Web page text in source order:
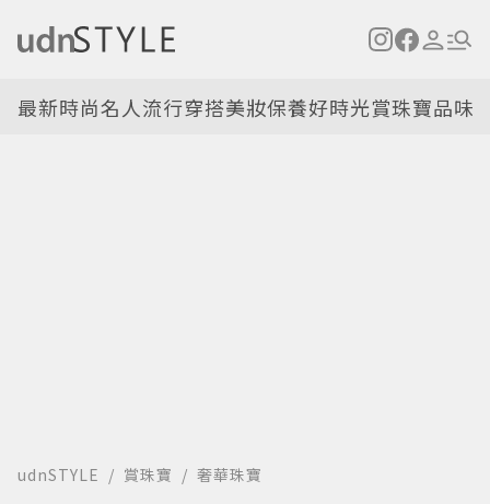
最新時尚名人流行穿搭美妝保養好時光賞珠寶品味
udnSTYLE 賞珠寶 奢華珠寶